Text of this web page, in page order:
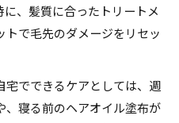
、髪質に合ったトリートメ
トで毛先のダメージをリセッ
宅でできるケアとしては、週
、寝る前のヘアオイル塗布が